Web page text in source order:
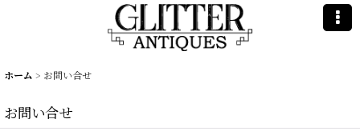
ホーム > お問い合せ
お問い合せ